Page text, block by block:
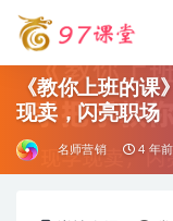
《教你上班的
现卖，闪亮职场
名师营销 4 年前